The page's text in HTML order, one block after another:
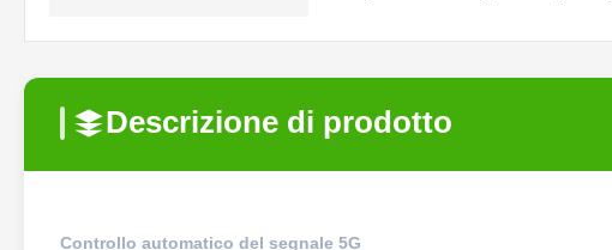
Descrizione di prodotto
Controllo automatico del segnale 5G